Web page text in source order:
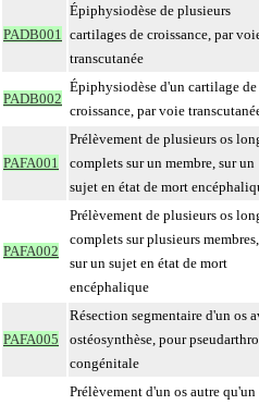
PADB001
Épiphysiodèse de plusieurs
cartilages de croissance, par
transcutanée
PADB002
Épiphysiodèse d'un cartilage de
croissance, par voie
PAFA001
Prélèvement de plusieurs os
complets sur un membre, sur un
sujet en état de mort
PAFA002
Prélèvement de plusieurs os
complets sur plusieurs membres,
sur un sujet en état de mort
encéphalique
PAFA005
Résection segmentaire d'un os
ostéosynthèse, pour
congénitale
Prélèvement d'un os autre qu'un